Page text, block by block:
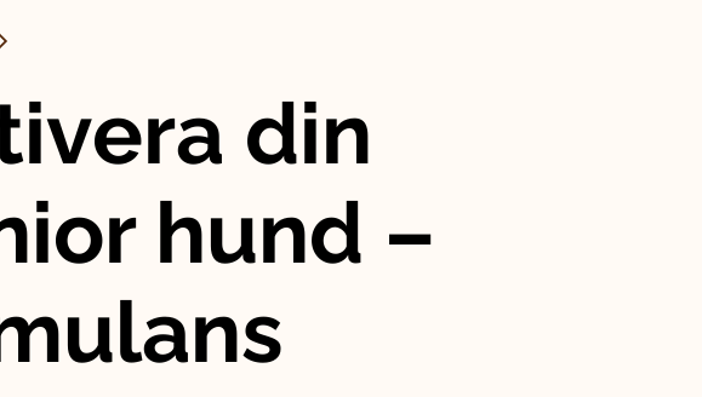
din
hund –